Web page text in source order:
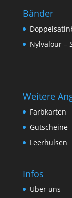
Bänder
Nylvalour –
Weitere
Farbkarten
Gutscheine
Leerhülsen
Infos
Über uns